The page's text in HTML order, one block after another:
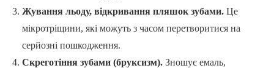
Жування льоду, відкривання пляшок зубами.Це
мікротріщини, які можуть з часом перетворитися на
серйозні пошкодження.
Скреготіння зубами (бруксизм).Зношує емаль,